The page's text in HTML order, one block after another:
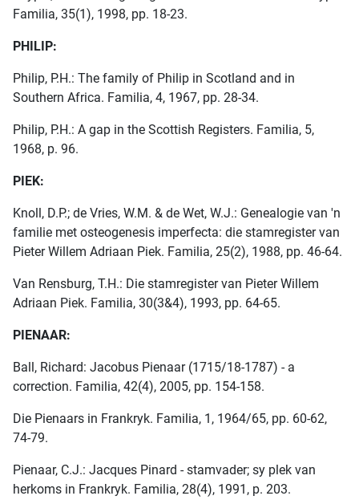
Familia, 35(1), 1998, pp. 18-23.
PHILIP:
Philip, P.H.: The family of Philip in Scotland and in
Southern Africa. Familia, 4, 1967, pp. 28-34.
Philip, P.H.: A gap in the Scottish Registers. Familia, 5,
1968, p. 96.
PIEK:
Knoll, D.P.; de Vries, W.M. & de Wet, W.J.: Genealogie van 'n
familie met osteogenesis imperfecta: die stamregister van
Pieter Willem Adriaan Piek. Familia, 25(2), 1988, pp. 46-64.
Van Rensburg, T.H.: Die stamregister van Pieter Willem
Adriaan Piek. Familia, 30(3&4), 1993, pp. 64-65.
PIENAAR:
Ball, Richard: Jacobus Pienaar (1715/18-1787) - a
correction. Familia, 42(4), 2005, pp. 154-158.
Die Pienaars in Frankryk. Familia, 1, 1964/65, pp. 60-62,
74-79.
Pienaar, C.J.: Jacques Pinard - stamvader; sy plek van
herkoms in Frankryk. Familia, 28(4), 1991, p. 203.